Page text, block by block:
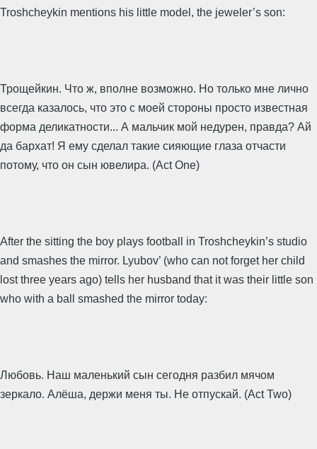
Troshcheykin mentions his little model, the jeweler’s son:
Трощейкин. Что ж, вполне возможно. Но только мне лично
всегда казалось, что это с моей стороны просто известная
форма деликатности... А мальчик мой недурен, правда? Ай
да бархат! Я ему сделал такие сияющие глаза отчасти
потому, что он сын ювелира. (Act One)
After the sitting the boy plays football in Troshcheykin’s studio
and smashes the mirror. Lyubov’ (who can not forget her child
lost three years ago) tells her husband that it was their little son
who with a ball smashed the mirror today:
Любовь. Наш маленький сын сегодня разбил мячом
зеркало. Алёша, держи меня ты. Не отпускай. (Act Two)